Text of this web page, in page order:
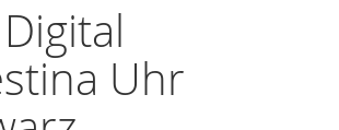
Uhr